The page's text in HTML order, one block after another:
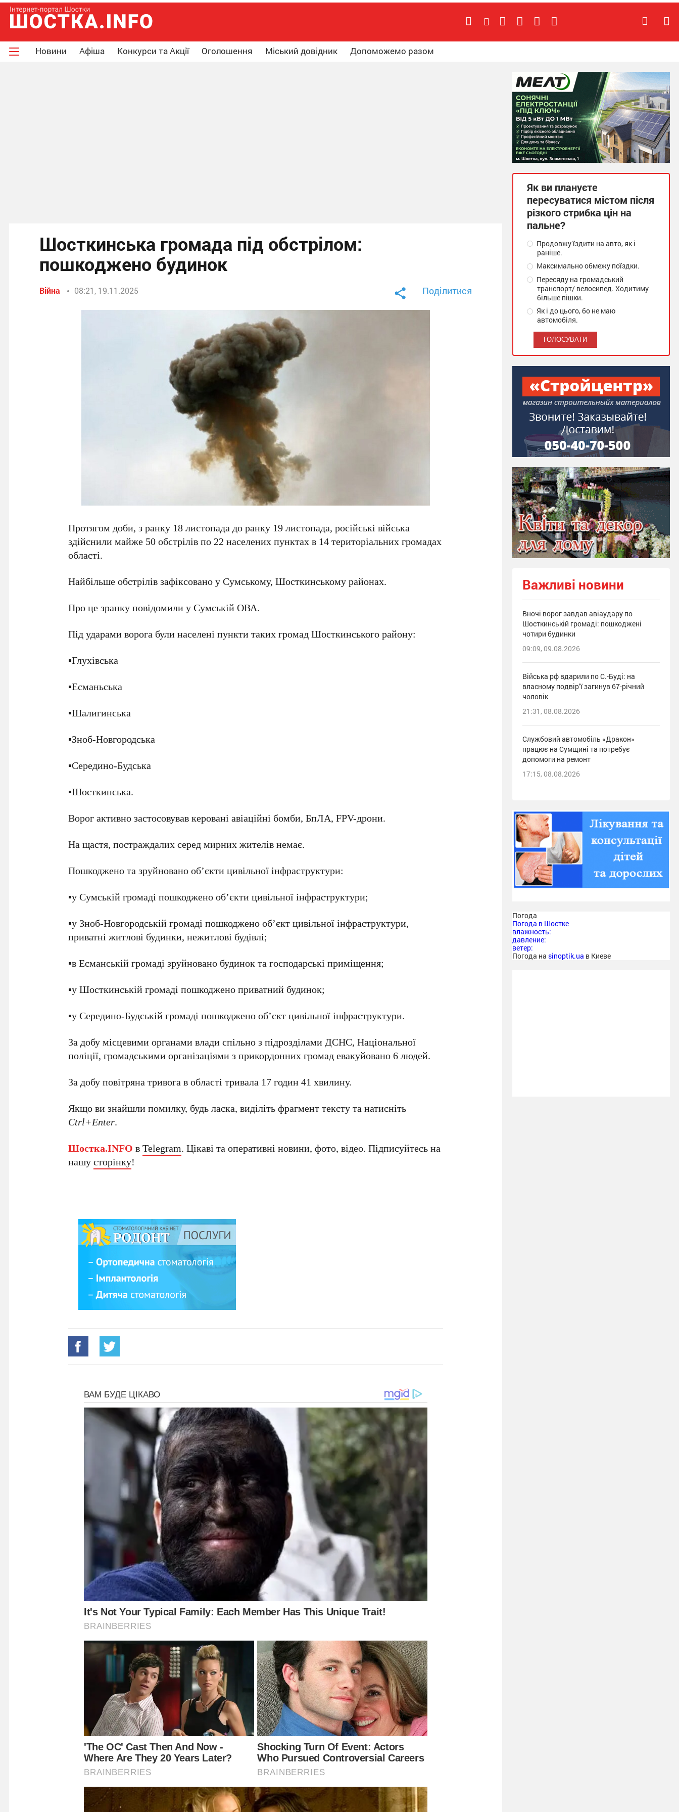
Новини Афіша Конкурси та Акції Оголошення Міський довідник Допоможемо разом
Шосткинська громада під обстрілом:
пошкоджено будинок
Війна 08:21, 19.11.2025 Поділитися
Протягом доби, з ранку 18 листопада до ранку 19 листопада, російські війська
здійснили майже 50 обстрілів по 22 населених пунктах в 14 територіальних громадах
області.
Найбільше обстрілів зафіксовано у Сумському, Шосткинському районах.
Про це зранку повідомили у Сумській ОВА.
Під ударами ворога були населені пункти таких громад Шосткинського району:
▪️Глухівська
▪️Есманьська
▪️Шалигинська
▪️Зноб-Новгородська
▪️Середино-Будська
▪️Шосткинська.
Ворог активно застосовував керовані авіаційні бомби, БпЛА, FPV-дрони.
На щастя, постраждалих серед мирних жителів немає.
Пошкоджено та зруйновано об’єкти цивільної інфраструктури:
▪️у Сумській громаді пошкоджено об’єкти цивільної інфраструктури;
▪️у Зноб-Новгородській громаді пошкоджено об’єкт цивільної інфраструктури,
приватні житлові будинки, нежитлові будівлі;
▪️в Есманській громаді зруйновано будинок та господарські приміщення;
▪️у Шосткинській громаді пошкоджено приватний будинок;
▪️у Середино-Будській громаді пошкоджено об’єкт цивільної інфраструктури.
За добу місцевими органами влади спільно з підрозділами ДСНС, Національної
поліції, громадськими організаціями з прикордонних громад евакуйовано 6 людей.
За добу повітряна тривога в області тривала 17 годин 41 хвилину.
Якщо ви знайшли помилку, будь ласка, виділіть фрагмент тексту та натисніть
Ctrl+Enter.
Шостка.INFO вTelegram. Цікаві та оперативні новини, фото, відео. Підписуйтесь на
нашусторінку!
Як ви плануєте
пересуватися містом після
різкого стрибка цін на
пальне?
Продовжу їздити на авто, як і
раніше.
Максимально обмежу поїздки.
Пересяду на громадський
транспорт/ велосипед. Ходитиму
більше пішки.
Як і до цього, бо не маю
автомобіля.
Важливі новини
Вночі ворог завдав авіаудару по
Шосткинській громаді: пошкоджені
чотири будинки
09:09, 09.08.2026
Війська рф вдарили по С.-Буді: на
власному подвір’ї загинув 67-річний
чоловік
21:31, 08.08.2026
Службовий автомобіль «Дракон»
працює на Сумщині та потребує
допомоги на ремонт
17:15, 08.08.2026
Погода
Погода в Шостке
влажность:
давление:
ветер:
Погода на sinoptik.ua в Киеве